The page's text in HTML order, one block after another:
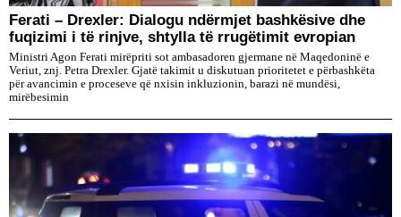
Ferati – Drexler: Dialogu ndërmjet bashkësive dhe
fuqizimi i të rinjve, shtylla të rrugëtimit evropian
Ministri Agon Ferati mirëpriti sot ambasadoren gjermane në Maqedoninë e
Veriut, znj. Petra Drexler. Gjatë takimit u diskutuan prioritetet e përbashkëta
për avancimin e proceseve që nxisin inkluzionin, barazi në mundësi,
mirëbesimin